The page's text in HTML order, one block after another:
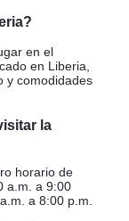
en el
en Liberia,
y comodidades
la
horario de
a.m. a 9:00
a 8:00 p.m.